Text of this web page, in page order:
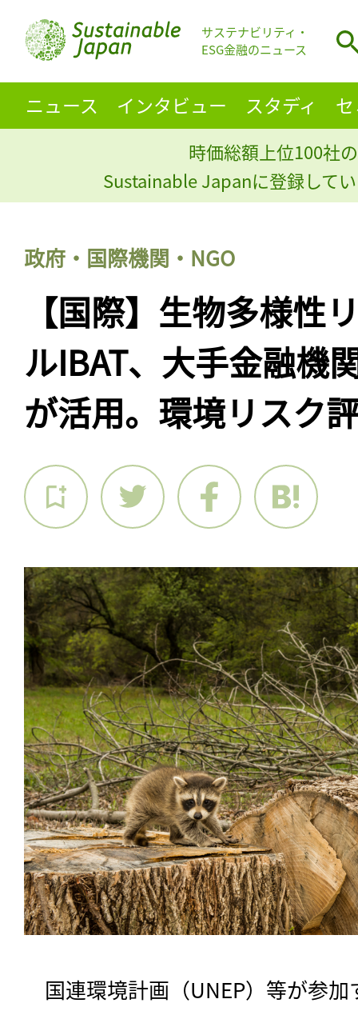
サステナビリティ・
ESG金融のニュース
ニュース インタビュー スタディ
時価総額上位100社
Sustainable Japanに登録して
政府・国際機関・NGO
【国際】生物多様性
ルIBAT、大手金融機
が活用。環境リスク
国連環境計画（UNEP）等が参